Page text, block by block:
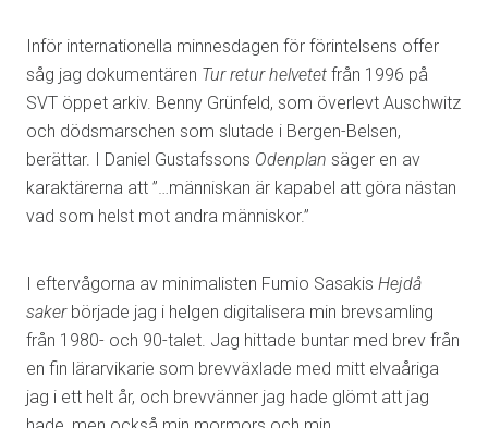
Inför internationella minnesdagen för förintelsens offer
såg jag dokumentären Tur retur helvetet från 1996 på
SVT öppet arkiv. Benny Grünfeld, som överlevt Auschwitz
och dödsmarschen som slutade i Bergen-Belsen,
berättar. I Daniel Gustafssons Odenplan säger en av
karaktärerna att ”…människan är kapabel att göra nästan
vad som helst mot andra människor.”
I eftervågorna av minimalisten Fumio Sasakis Hejdå
sakerbörjade jag i helgen digitalisera min brevsamling
från 1980- och 90-talet. Jag hittade buntar med brev från
en fin lärarvikarie som brevväxlade med mitt elvaåriga
jag i ett helt år, och brevvänner jag hade glömt att jag